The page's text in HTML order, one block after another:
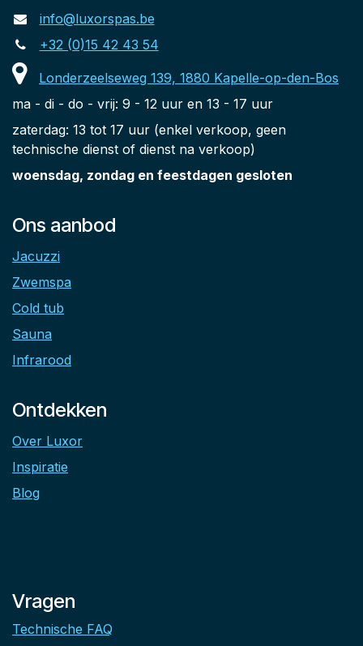
info@luxorspas.be
+32 (0)15 42 43 54
Londerzeelseweg 139, 1880 Kapelle-op-den-Bos
ma - di - do - vrij: 9 - 12 uur en 13 - 17 uur
zaterdag: 13 tot 17 uur (enkel verkoop, geen
technische dienst of dienst na verkoop)
woensdag, zondag en feestdagen gesloten
Ons aanbod
Jacuzzi
Zwemspa
Cold tub
Sauna
Infrarood
Ontdekken
Over Luxor
Inspiratie
Blog
Vragen
Technische FAQ